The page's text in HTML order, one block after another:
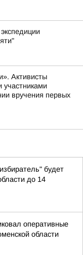
Активисты
вручения первых
будет
до 14
оперативные
области